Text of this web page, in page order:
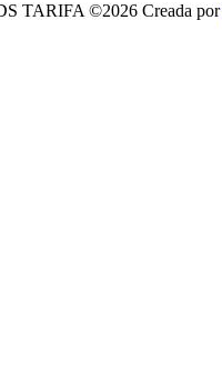
TARIFA ©2026 Creada por